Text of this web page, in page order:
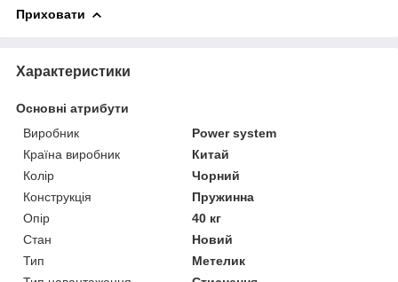
Приховати
Характеристики
Основні атрибути
Виробник
Power system
Країна виробник
Китай
Колір
Чорний
Конструкція
Пружинна
Опір
40 кг
Стан
Новий
Тип
Метелик